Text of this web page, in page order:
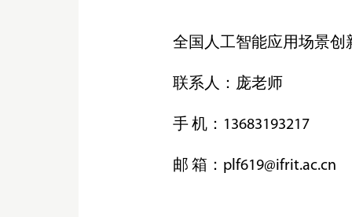
全国人工智能应用场景
联系人：庞老师
手 机：13683193217
邮 箱：plf619@ifrit.ac.cn